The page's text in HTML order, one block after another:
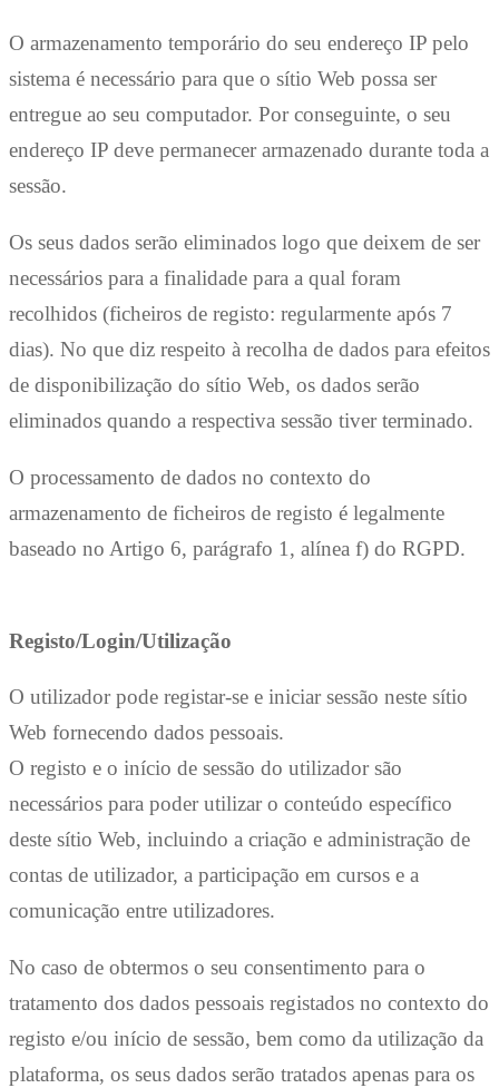
O armazenamento temporário do seu endereço IP pelo
sistema é necessário para que o sítio Web possa ser
entregue ao seu computador. Por conseguinte, o seu
endereço IP deve permanecer armazenado durante toda a
sessão.
Os seus dados serão eliminados logo que deixem de ser
necessários para a finalidade para a qual foram
recolhidos (ficheiros de registo: regularmente após 7
dias). No que diz respeito à recolha de dados para efeitos
de disponibilização do sítio Web, os dados serão
eliminados quando a respectiva sessão tiver terminado.
O processamento de dados no contexto do
armazenamento de ficheiros de registo é legalmente
baseado no Artigo 6, parágrafo 1, alínea f) do RGPD.
Registo/Login/Utilização
O utilizador pode registar-se e iniciar sessão neste sítio
Web fornecendo dados pessoais.
O registo e o início de sessão do utilizador são
necessários para poder utilizar o conteúdo específico
deste sítio Web, incluindo a criação e administração de
contas de utilizador, a participação em cursos e a
comunicação entre utilizadores.
No caso de obtermos o seu consentimento para o
tratamento dos dados pessoais registados no contexto do
registo e/ou início de sessão, bem como da utilização da
plataforma, os seus dados serão tratados apenas para os